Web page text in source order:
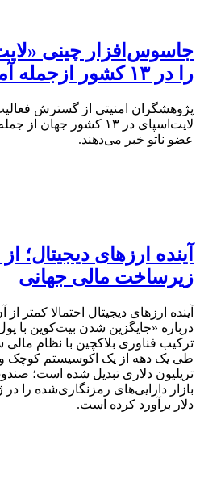
جاسوس‌افزار چینی
را در ۱۳ کشور ازجمله آمریکا هدف گرفت
پژوهشگران امنیتی از گسترش
لایت‌اسپای در ۱۳ کشور
عضو ناتو خبر می‌دهند.
آینده ارزهای دیجیتال؛
زیرساخت مالی جهانی
آینده ارزهای دیجیتال احتمالا
درباره «جایگزین شدن بیت‌کوین با
ترکیب فناوری بلاکچین با نظام مالی
طی یک دهه از یک اکوسیستم کوچک و
تریلیون دلاری تبدیل شده است؛
دلار برآورد کرده است.